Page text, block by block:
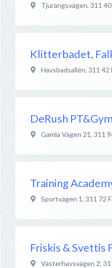
Tjurängsvägen, 311 40
Klitterbadet,
Havsbadsallén, 311 42
DeRush PT&Gym
Gamla Vägen 21, 311
Training
Sportvägen 1, 311 72
Friskis & Svettis
Västerhavsvägen 2,